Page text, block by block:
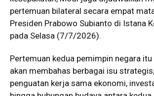
pertemuan bilateral secara empat
Presiden Prabowo Subianto di Istana
pada Selasa (7/7/2026).
Pertemuan kedua pemimpin negara
akan membahas berbagai isu
penguatan kerja sama ekonomi,